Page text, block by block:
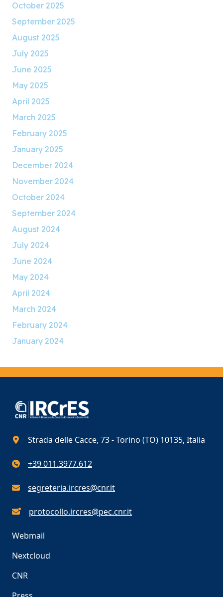
October 2025
September 2025
August 2025
July 2025
June 2025
May 2025
April 2025
March 2025
February 2025
January 2025
December 2024
November 2024
October 2024
September 2024
August 2024
July 2024
June 2024
May 2024
April 2024
March 2024
February 2024
January 2024
Strada delle Cacce, 73 - Torino (TO) 10135, Italia
+39 011.3977.612
segreteria.ircres@cnr.it
protocollo.ircres@pec.cnr.it
Webmail
Nextcloud
CNR